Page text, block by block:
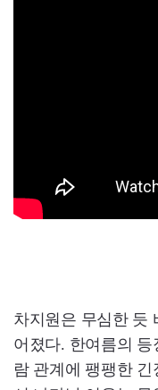
차지원은 무심한 듯
어졌다. 한여름의
람 관계에 팽팽한